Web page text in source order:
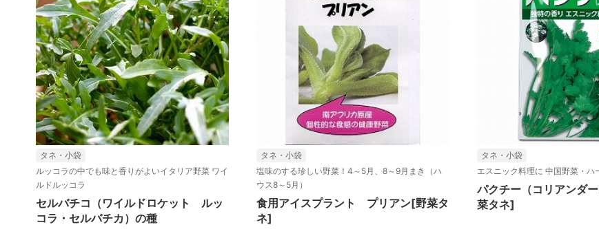
タネ・小袋
ルッコラの中でも味と香りがよいイタリア野菜 ワイ
ルドルッコラ
セルバチコ（ワイルドロケット ルッ
コラ・セルバチカ）の種
タネ・小袋
塩味のする珍しい野菜！4～5月、8～9月まき（ハ
ウス8～5月）
食用アイスプラント プリアン[野菜タ
ネ]
タネ・小袋
エスニック料理に 中国野菜・ハ
パクチー（コリアンダ
菜タネ]